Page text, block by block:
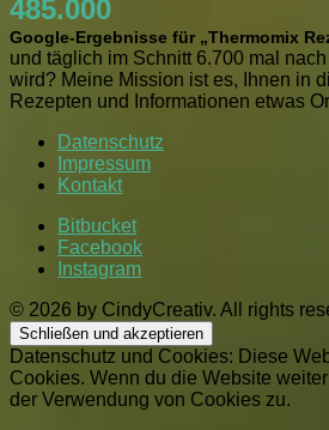
485.000
Google-Ergebnisse für „Thermomix
und täglich im Schnitt 6.700 mal nach
wird? Meine Mission ist es, Ihnen in
Rezepten und Informationen etwas
Datenschutz
Impressum
Kontakt
Bitbucket
Facebook
Instagram
© 2026 by CindyCreativ. All rights
Datenschutz und Cookies: Diese
Cookies. Wenn du die Website
der Verwendung von Cookies zu.